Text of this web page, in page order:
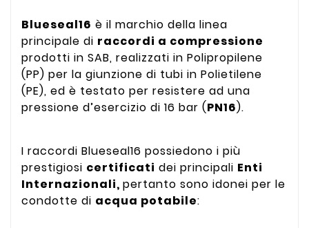
Blueseal16 è il marchio della linea
principale di raccordi a compressione
prodotti in SAB, realizzati in Polipropilene
(PP) per la giunzione di tubi in Polietilene
(PE), ed è testato per resistere ad una
pressione d’esercizio di 16 bar (PN16).
I raccordi Blueseal16 possiedono i più
prestigiosi certificati dei principali Enti
Internazionali, pertanto sono idonei per le
condotte di acqua potabile: